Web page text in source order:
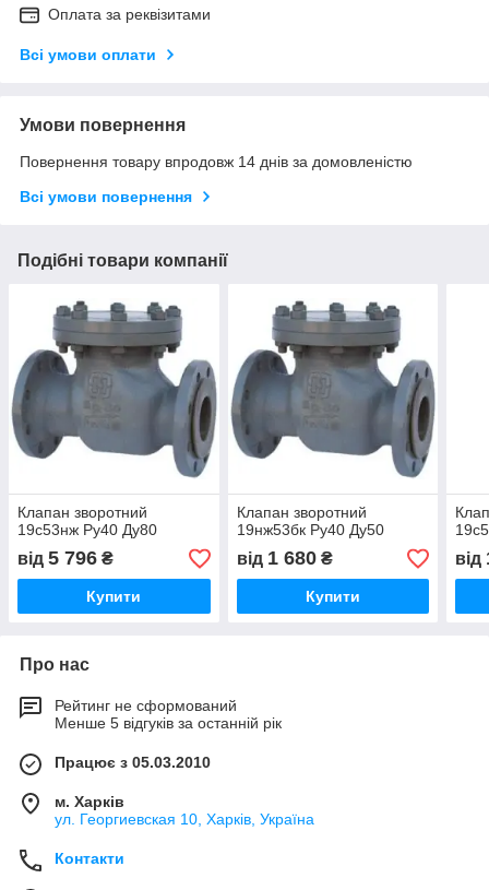
Оплата за реквізитами
Всі умови оплати
Умови повернення
Повернення товару впродовж 14 днів за домовленістю
Всі умови повернення
Подібні товари компанії
Клапан зворотний
19с53нж Ру40 Ду80
від 5 796 ₴
Купити
Клапан зворотний
19нж53бк Ру40 Ду50
від 1 680₴
Купити
від
Про нас
Рейтинг не сформований
Менше 5 відгуків за останній рік
Працює з 05.03.2010
м. Харків
ул. Георгиевская 10, Харків, Україна
Контакти